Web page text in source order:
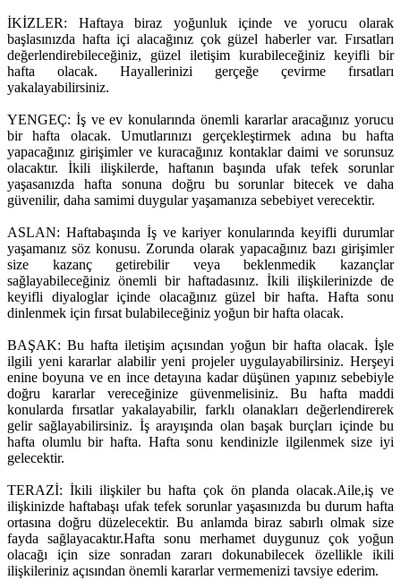
İKİZLER: Haftaya biraz yoğunluk içinde ve yorucu olarak
başlasınızda hafta içi alacağınız çok güzel haberler var. Fırsatları
değerlendirebileceğiniz, güzel iletişim kurabileceğiniz keyifli bir
hafta olacak. Hayallerinizi gerçeğe çevirme fırsatları
yakalayabilirsiniz.
YENGEÇ: İş ve ev konularında önemli kararlar aracağınız yorucu
bir hafta olacak. Umutlarınızı gerçekleştirmek adına bu hafta
yapacağınız girişimler ve kuracağınız kontaklar daimi ve sorunsuz
olacaktır. İkili ilişkilerde, haftanın başında ufak tefek sorunlar
yaşasanızda hafta sonuna doğru bu sorunlar bitecek ve daha
güvenilir, daha samimi duygular yaşamanıza sebebiyet verecektir.
ASLAN: Haftabaşında İş ve kariyer konularında keyifli durumlar
yaşamanız söz konusu. Zorunda olarak yapacağınız bazı girişimler
size kazanç getirebilir veya beklenmedik kazançlar
sağlayabileceğiniz önemli bir haftadasınız. İkili ilişkilerinizde de
keyifli diyaloglar içinde olacağınız güzel bir hafta. Hafta sonu
dinlenmek için fırsat bulabileceğiniz yoğun bir hafta olacak.
BAŞAK: Bu hafta iletişim açısından yoğun bir hafta olacak. İşle
ilgili yeni kararlar alabilir yeni projeler uygulayabilirsiniz. Herşeyi
enine boyuna ve en ince detayına kadar düşünen yapınız sebebiyle
doğru kararlar vereceğinize güvenmelisiniz. Bu hafta maddi
konularda fırsatlar yakalayabilir, farklı olanakları değerlendirerek
gelir sağlayabilirsiniz. İş arayışında olan başak burçları içinde bu
hafta olumlu bir hafta. Hafta sonu kendinizle ilgilenmek size iyi
gelecektir.
TERAZİ: İkili ilişkiler bu hafta çok ön planda olacak.Aile,iş ve
ilişkinizde haftabaşı ufak tefek sorunlar yaşasınızda bu durum hafta
ortasına doğru düzelecektir. Bu anlamda biraz sabırlı olmak size
fayda sağlayacaktır.Hafta sonu merhamet duygunuz çok yoğun
olacağı için size sonradan zararı dokunabilecek özellikle ikili
ilişkileriniz açısından önemli kararlar vermemenizi tavsiye ederim.